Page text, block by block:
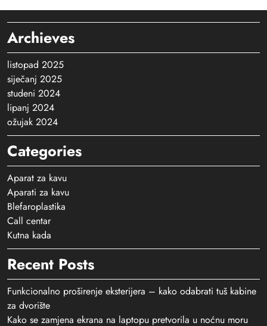
Archieves
listopad 2025
siječanj 2025
studeni 2024
lipanj 2024
ožujak 2024
Categories
Aparat za kavu
Aparati za kavu
Blefaroplastika
Call centar
Kutna kada
Recent Posts
Funkcionalno proširenje eksterijera – kako odabrati tuš kabine
za dvorište
Kako se zamjena ekrana na laptopu pretvorila u noćnu moru